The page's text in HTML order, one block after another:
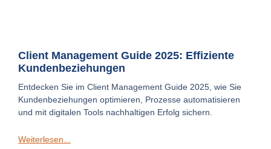
Client Management Guide 2025: Effiziente
Kundenbeziehungen
Entdecken Sie im Client Management Guide 2025, wie Sie
Kundenbeziehungen optimieren, Prozesse automatisieren
und mit digitalen Tools nachhaltigen Erfolg sichern.
Weiterlesen...